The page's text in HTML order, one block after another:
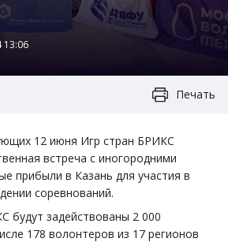
13:06
Печать
12 июня Игр стран БРИКС
встреча с иногородними
прибыли в Казань для участия в
соревнований.
будут задействованы 2 000
178 волонтеров из 17 регионов